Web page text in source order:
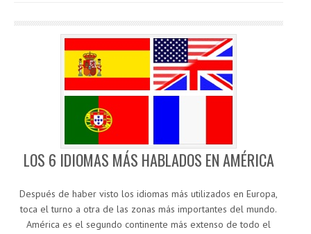
LOS 6 IDIOMAS MÁS HABLADOS EN AMÉRICA
Después de haber visto los idiomas más utilizados en Europa,
toca el turno a otra de las zonas más importantes del mundo.
América es el segundo continente más extenso de todo el